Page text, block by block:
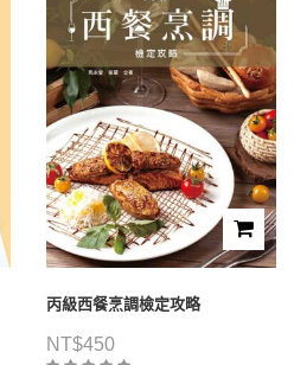
丙級西餐烹調檢定攻略
NT$450